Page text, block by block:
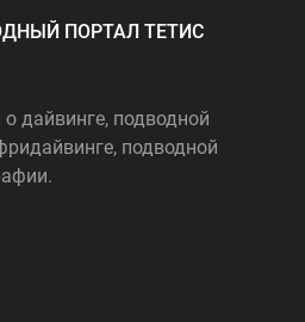
ПОРТАЛ ТЕТИС
о дайвинге, подводной
подводной